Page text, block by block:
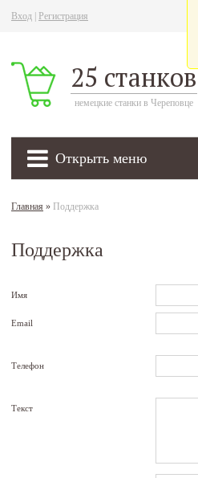
Вход Регистрация
25 станков
немецкие станки в Череповце
Открыть меню
Главная » Поддержка
Поддержка
Имя
Email
Телефон
Текст